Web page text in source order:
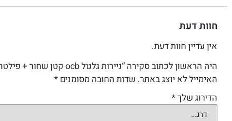
חוות דעת
אין עדיין חוות דעת.
היה הראשון לכתוב סקירה “ניירות גלגול ocb קטן שחור + פילטר”
האימייל לא יוצג באתר. שדות החובה מסומנים*
הדירוג שלך*